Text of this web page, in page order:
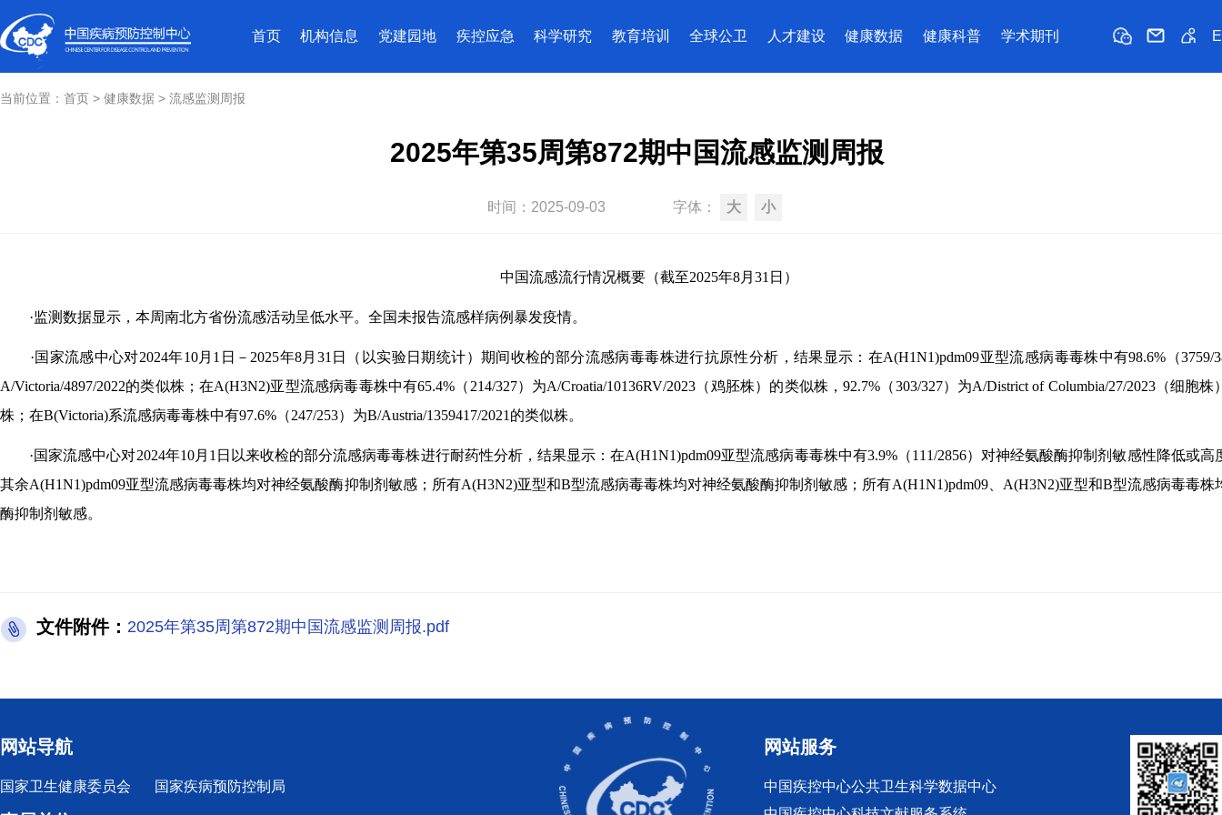
首页 机构信息 党建园地 疾控应急 科学研究 教育培训 全球公卫 人才建设 健康数据 健康科普 学术期刊
当前位置： 首页 > 健康数据 > 流感监测周报
2025年第35周第872期中国流感监测周报
时间： 2025-09-03 字体： 大 小
中国流感流行情况概要（截至2025年8月 31 日）
·监测数据显示，本周南北方省份流感活动呈低水平。全国未报告流感样病例暴发疫情。
·国家流感中心对2024年10月1日－2025年8月31日（以实验日期统计）期间收检的部分流感病毒毒株进行抗原性分析，结果显示：在A(H1N1)pdm09亚型流感病毒毒株中有98.6%（3759/
A/Victoria/4897/2022的类似株；在A(H3N2)亚型流感病毒毒株中有65.4%（214/327）为A/Croatia/10136RV/2023（鸡胚株）的类似株，92.7%（303/327）为A/District of Columbia/27/2023（细胞株
株；在B(Victoria)系流感病毒毒株中有97.6%（247/253）为B/Austria/1359417/2021的类似株。
·国家流感中心对2024年10月1日以来收检的部分流感病毒毒株进行耐药性分析，结果显示：在A(H1N1)pdm09亚型流感病毒毒株中有3.9%（111/2856）对神经氨酸酶抑制剂敏感性降低或高
其余A(H1N1)pdm09亚型流感病毒毒株均对神经氨酸酶抑制剂敏感；所有A(H3N2)亚型和B型流感病毒毒株均对神经氨酸酶抑制剂敏感；所有A(H1N1)pdm09、A(H3N2)亚型和B型流感病毒毒株
酶抑制剂敏感。
文件附件： 2025年第35周第872期中国流感监测周报.pdf
网站导航
国家卫生健康委员会 国家疾病预防控制局
网站服务
中国疾控中心公共卫生科学数据中心